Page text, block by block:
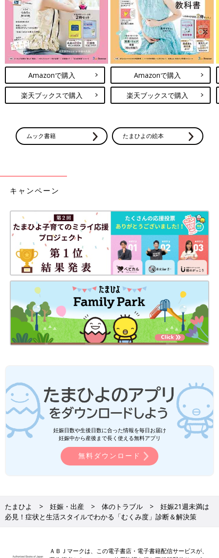
Amazonで購入
楽天ブックスで購入
Amazonで購入
楽天ブックスで購入
ムック書籍 たまひよの絵本
キャンペーン
妊娠日数や生後日数に合った情報を毎日お届け
妊娠中から産後まで長く使える無料アプリ
無料ダウンロード
たまひよ 妊娠・出産 体のトラブル
妊娠21週未満は
必見！症状と生活スタイルでわかる「むくみ度」診断＆解決策
ＡＢＪマークは、この電子書店・電子書籍配信サービスが、